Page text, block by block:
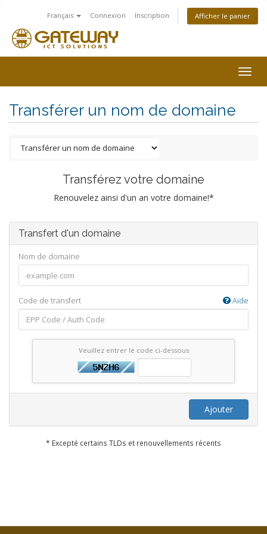
Français Connexion Inscription Afficher le panier
Transférer un nom de domaine
Transférez votre domaine
Renouvelez ainsi d'un an votre domaine!*
Transfert d'un domaine
Nom de domaine
Code de transfert Aide
Veuillez entrer le code ci-dessous
Ajouter
* Excepté certains TLDs et renouvellements récents